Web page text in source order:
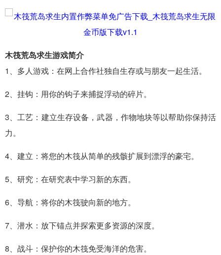
木筏荒岛求生游戏简介
1、多人游戏：在网上合作社独自生存或与朋友一起生活。
2、挂钩：用你的钩子来捕捉浮动的碎片。
3、工艺：建立生存设备，武器，作物地块等以帮助你保持活
力。
4、建立：将您的木筏从简单的残骸扩展到漂浮的豪宅。
5、研究：在研究表中学习新的东西。
6、导航：将你的木筏驶向新的地方。
7、潜水：放下锚点并探索更多资源的深度。
8、战斗：保护你的木筏免受海洋的危害。